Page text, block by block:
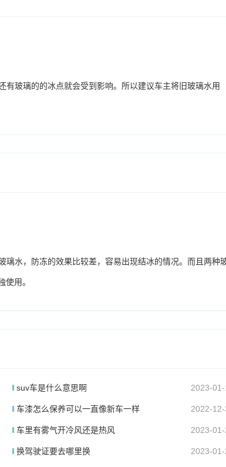
玻璃的的冰点就会受到影响。所以建议车主将旧玻璃水用
水，防冻的效果比较差，容易出现结冰的情况。而且两种
用。
suv车是什么意思啊 2023-01-
车漆怎么保养可以一直像新车一样 2022-12-
车里有雾气开冷风还是热风 2023-01-
换驾驶证要去哪里换 2023-01-